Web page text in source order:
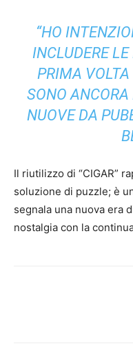
“HO
INCLUDERE
PRIMA
SONO
NUOVE DA
Il riutilizzo di “CIGAR”
soluzione di puzzle; è
segnala una nuova era
nostalgia con la